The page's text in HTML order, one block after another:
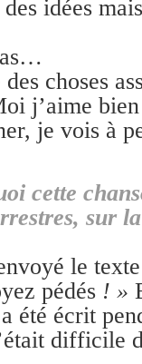
idées
choses
j’aime
je vois à
cette
sur
le
pédés ! »
été écrit
difficile